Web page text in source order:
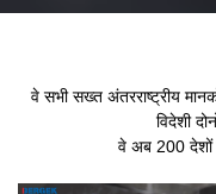
वे सभी सख्त अंतरराष्ट्रीय
विदेशी
वे अब 200 देशों